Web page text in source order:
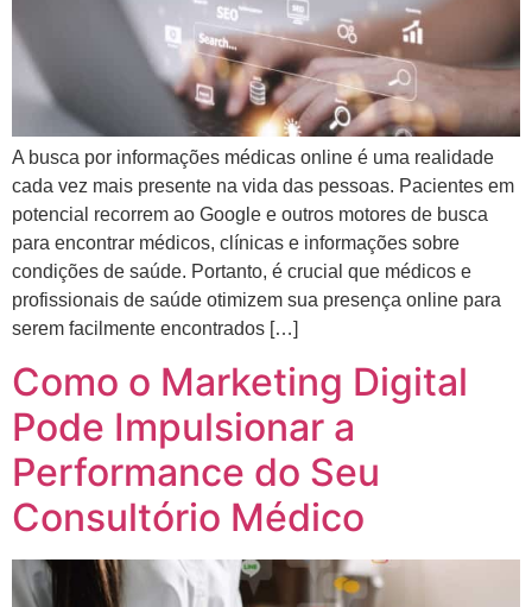
A busca por informações médicas online é uma realidade
cada vez mais presente na vida das pessoas. Pacientes em
potencial recorrem ao Google e outros motores de busca
para encontrar médicos, clínicas e informações sobre
condições de saúde. Portanto, é crucial que médicos e
profissionais de saúde otimizem sua presença online para
serem facilmente encontrados […]
Como o Marketing Digital
Pode Impulsionar a
Performance do Seu
Consultório Médico